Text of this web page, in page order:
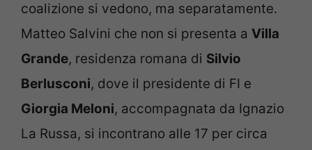
coalizione si vedono, ma separatamente.
Matteo Salvini che non si presenta a Villa
Grande, residenza romana di Silvio
Berlusconi, dove il presidente di FI e
Giorgia Meloni, accompagnata da Ignazio
La Russa, si incontrano alle 17 per circa